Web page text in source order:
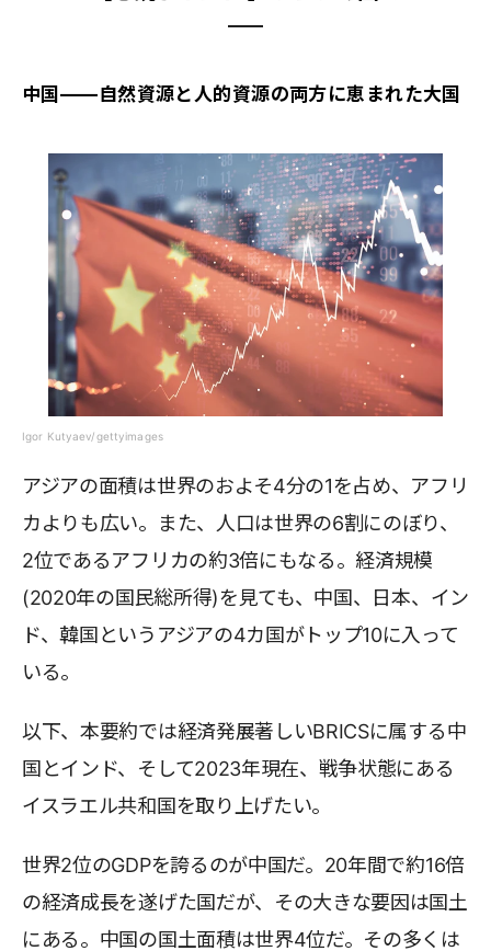
中国――自然資源と人的資源の両方に恵まれた大国
Igor Kutyaev/gettyimages
アジアの面積は世界のおよそ4分の1を占め、アフリ
カよりも広い。また、人口は世界の6割にのぼり、
2位であるアフリカの約3倍にもなる。経済規模
(2020年の国民総所得)を見ても、中国、日本、イン
ド、韓国というアジアの4カ国がトップ10に入って
いる。
以下、本要約では経済発展著しいBRICSに属する中
国とインド、そして2023年現在、戦争状態にある
イスラエル共和国を取り上げたい。
世界2位のGDPを誇るのが中国だ。20年間で約16倍
の経済成長を遂げた国だが、その大きな要因は国土
にある。中国の国土面積は世界4位だ。その多くは